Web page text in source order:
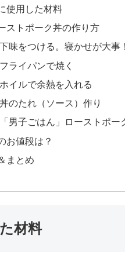
使用した材料
ストポーク丼の作り方
味をつける。寝かせが大事！
ライパンで焼く
イルで余熱を入れる
のたれ（ソース）作り
男子ごはん」ローストポー
お値段は？
まとめ
材料